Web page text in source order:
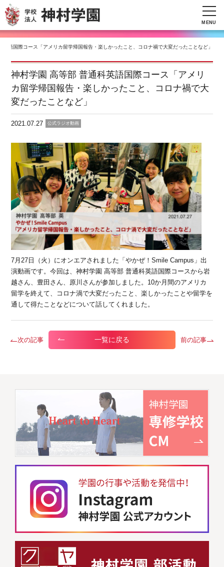
MENU
英語国際コース「アメリカ留学帰国報告・楽しかったこと、コロナ禍で大変だったことなど」
神村学園 高等部 普通科英語国際コース「アメリ
カ留学帰国報告・楽しかったこと、コロナ禍で大
変だったことなど」
2021.07.27 公式ラジオ動画
7月27日（火）にオンエアされました「やかぜ！Smile Campus」出
演動画です。今回は、神村学園 高等部 普通科英語国際コースから岩
越さん、豊田さん、原川さんが参加しました。10か月間のアメリカ
留学を終えて、コロナ渦で大変だったこと、楽しかったことや留学を
通して得たことなどについて話してくれました。
次の記事 一覧に戻る 前の記事